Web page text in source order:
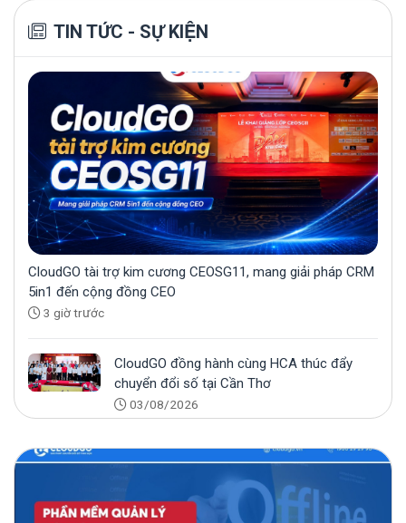
Quản lý pipeline bán hàng hiệu quả bằng
Áp dụng ngay mẫu tin nhắn chăm sóc
khách hàng cũ này nếu bạn không muốn
mất khách hàng
Digital marketing B2B strategy là gì? Cách
xây dựng chiến lược chăm sóc khách hàng
doanh nghiệp hiệu quả
TIN TỨC - SỰ KIỆN
CloudGO tài trợ kim cương CEOSG11, mang giải pháp CRM
5in1 đến cộng đồng CEO
3 giờ trước
CloudGO đồng hành cùng HCA thúc đẩy
chuyển đổi số tại Cần Thơ
03/08/2026
CloudGO nâng cấp loạt tính năng trong
tháng 7/2026